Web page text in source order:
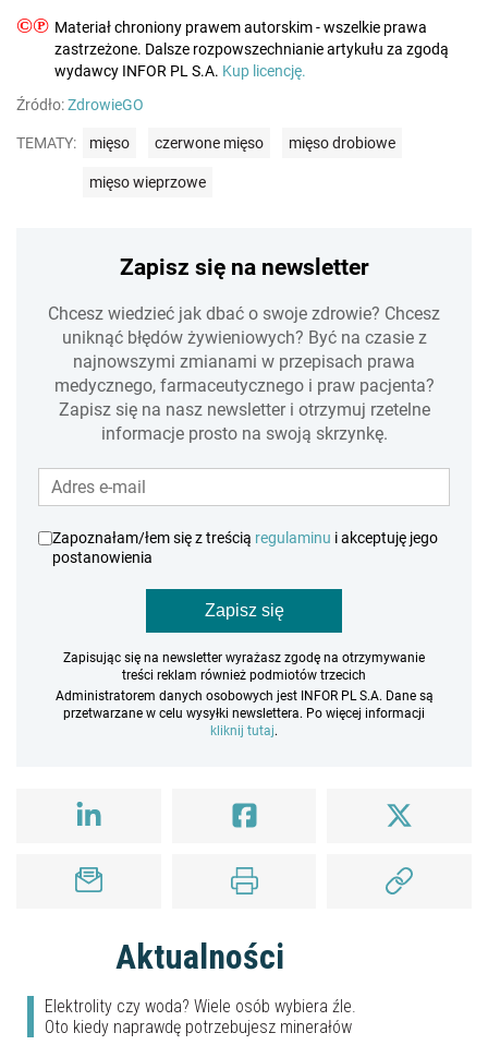
©℗ Materiał chroniony prawem autorskim - wszelkie prawa
zastrzeżone. Dalsze rozpowszechnianie artykułu za zgodą
wydawcy INFOR PL S.A. Kup licencję.
Źródło:ZdrowieGO
TEMATY: mięso czerwone mięso mięso drobiowe
mięso wieprzowe
Zapisz się na newsletter
Chcesz wiedzieć jak dbać o swoje zdrowie? Chcesz
uniknąć błędów żywieniowych? Być na czasie z
najnowszymi zmianami w przepisach prawa
medycznego, farmaceutycznego i praw pacjenta?
Zapisz się na nasz newsletter i otrzymuj rzetelne
informacje prosto na swoją skrzynkę.
Zapoznałam/łem się z treścią regulaminu i akceptuję jego
postanowienia
Zapisz się
Zapisując się na newsletter wyrażasz zgodę na otrzymywanie
treści reklam również podmiotów trzecich
Administratorem danych osobowych jest INFOR PL S.A. Dane są
przetwarzane w celu wysyłki newslettera. Po więcej informacji
kliknij tutaj.
Aktualności
Elektrolity czy woda? Wiele osób wybiera źle.
Oto kiedy naprawdę potrzebujesz minerałów